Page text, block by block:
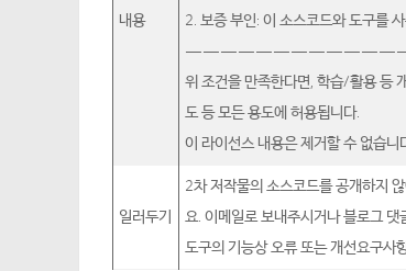
내용
2. 보증 부인: 이 소스코드와 도구를
위 조건을 만족한다면, 학습/활용 등
도 등 모든 용도에 허용됩니다.
이 라이선스 내용은 제거할 수 없습니
일러두기
2차 저작물의 소스코드를 공개하지
요. 이메일로 보내주시거나 블로그 댓
도구의 기능상 오류 또는 개선요구사